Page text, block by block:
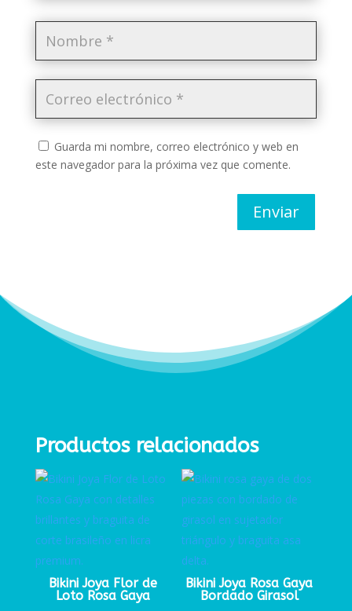
Guarda mi nombre, correo electrónico y web en
este navegador para la próxima vez que comente.
Enviar
Productos relacionados
Bikini Joya Flor de
Loto Rosa Gaya
Bikini Joya Rosa Gaya
Bordado Girasol